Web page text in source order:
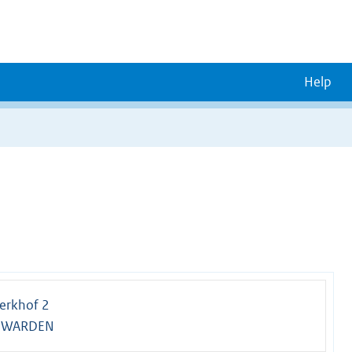
Help
2